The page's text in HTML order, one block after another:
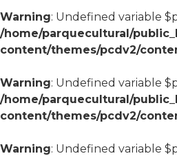
Warning: Undefined variable
/home/parquecultural/
content/themes/pcdv2/
Warning: Undefined variable
/home/parquecultural/
content/themes/pcdv2/
Warning: Undefined variable